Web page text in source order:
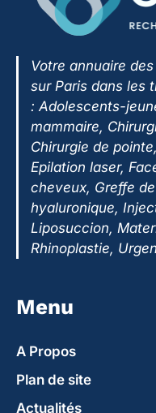
Votre annuaire
sur Paris dans les
:Adolescents-
mammaire,
Chirurgie de
Epilation laser,
cheveux, Greffe
hyaluronique,
Liposuccion,
Rhinoplastie,
Menu
A Propos
Plan de site
Actualités